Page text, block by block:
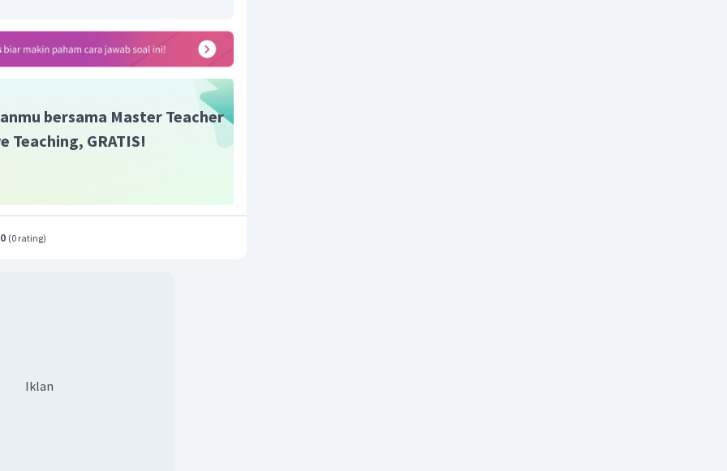
atom S
sehingga terdapat 3
terdapat satu pasang elektron tak
P (
dengan tipe molekul
akan
piramida.
tepat adalah A.
bersama Master Teacher
Teaching, GRATIS!
(0 rating)
Iklan